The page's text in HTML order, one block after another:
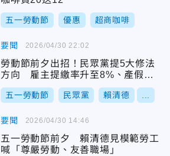
五一勞動節 優惠 超商咖啡
要聞
勞動節前夕出招！民眾黨提5大修法
方向 雇主提繳率升至8%、產假變1
0週
五一勞動節 民眾黨 賴清德
2026/04/30 22:02
要聞
五一勞動節前夕 賴清德見模範勞工
喊「尊嚴勞動、友善職場」
2026/04/30 14:46